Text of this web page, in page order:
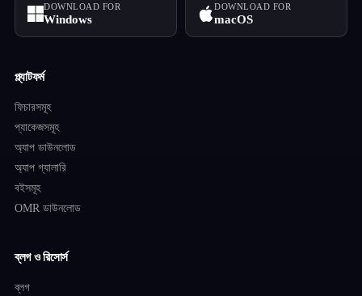
DOWNLOAD FOR
Windows
DOWNLOAD FOR
macOS
প্ল্যাটফর্ম
ফিচারসমূহ
প্যাকেজসমূহ
অ্যাপ ডাউনলোড
অ্যাপ গ্যালারি
বইসমূহ
OMR ডাউনলোড
ব্লগ ও রিসোর্স
ব্লগ